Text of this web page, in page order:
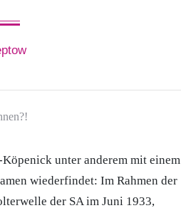
unter anderem mit einem
wiederfindet: Im Rahmen der
der SA im Juni 1933,